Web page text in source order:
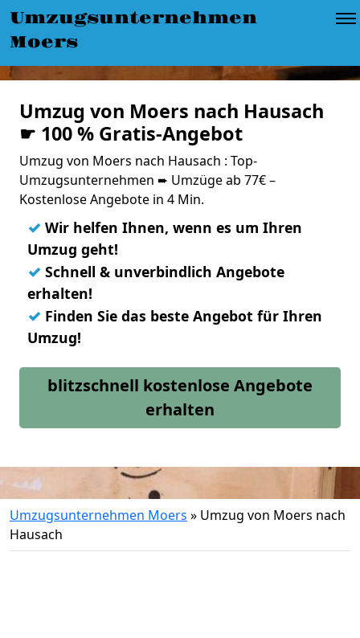
Umzugsunternehmen
Moers
Umzug von Moers nach Hausach
☛ 100 % Gratis-Angebot
Umzug von Moers nach Hausach : Top-
Umzugsunternehmen ➨ Umzüge ab 77€ –
Kostenlose Angebote in 4 Min.
✓ Wir helfen Ihnen, wenn es um Ihren
Umzug geht!
✓ Schnell & unverbindlich Angebote
erhalten!
✓ Finden Sie das beste Angebot für Ihren
Umzug!
blitzschnell kostenlose Angebote
erhalten
Umzugsunternehmen Moers » Umzug von Moers nach
Hausach